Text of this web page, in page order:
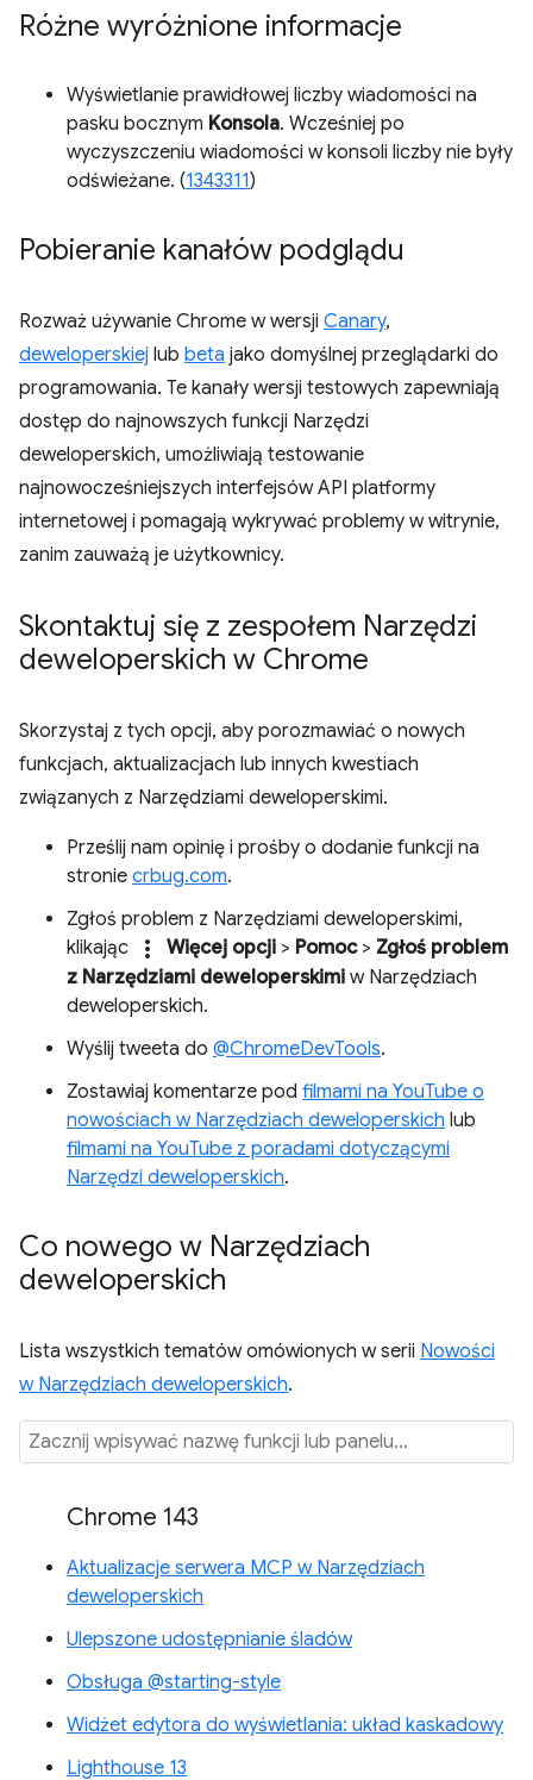
Różne wyróżnione informacje
Wyświetlanie prawidłowej liczby wiadomości na
pasku bocznym Konsola. Wcześniej po
wyczyszczeniu wiadomości w konsoli liczby nie były
odświeżane. (1343311)
Pobieranie kanałów podglądu
Rozważ używanie Chrome w wersji Canary,
deweloperskiej lub beta jako domyślnej przeglądarki do
programowania. Te kanały wersji testowych zapewniają
dostęp do najnowszych funkcji Narzędzi
deweloperskich, umożliwiają testowanie
najnowocześniejszych interfejsów API platformy
internetowej i pomagają wykrywać problemy w witrynie,
zanim zauważą je użytkownicy.
Skontaktuj się z zespołem Narzędzi
deweloperskich w Chrome
Skorzystaj z tych opcji, aby porozmawiać o nowych
funkcjach, aktualizacjach lub innych kwestiach
związanych z Narzędziami deweloperskimi.
Prześlij nam opinię i prośby o dodanie funkcji na
stronie crbug.com.
Zgłoś problem z Narzędziami deweloperskimi,
klikając
more_vert Więcej opcji > Pomoc> Zgłoś problem
z Narzędziami deweloperskimi w Narzędziach
deweloperskich.
Wyślij tweeta do @ChromeDevTools.
Zostawiaj komentarze pod filmami na YouTube o
nowościach w Narzędziach deweloperskich lub
filmami na YouTube z poradami dotyczącymi
Narzędzi deweloperskich.
Co nowego w Narzędziach
deweloperskich
Lista wszystkich tematów omówionych w serii Nowości
w Narzędziach deweloperskich.
Chrome 143
Aktualizacje serwera MCP w Narzędziach
deweloperskich
Ulepszone udostępnianie śladów
Obsługa @starting-style
Widżet edytora do wyświetlania: układ kaskadowy
Lighthouse 13